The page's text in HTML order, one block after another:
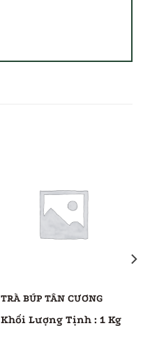
TRÀ BÚP TÂN CƯƠNG
Khối Lượng Tịnh : 1 Kg